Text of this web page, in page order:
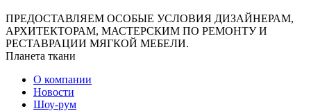
ПРЕДОСТАВЛЯЕМ ОСОБЫЕ УСЛОВИЯ ДИЗАЙНЕРАМ,
АРХИТЕКТОРАМ, МАСТЕРСКИМ ПО РЕМОНТУ И
РЕСТАВРАЦИИ МЯГКОЙ МЕБЕЛИ.
Планета ткани
О компании
Новости
Шоу-рум